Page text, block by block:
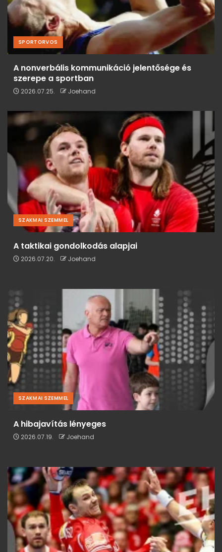
SPORTORVOS
A nonverbális kommunikáció jelentősége és
szerepe a sportban
2026.07.25. Joehand
SZAKMAI SZEMMEL
A taktikai gondolkodás alapjai
2026.07.20. Joehand
SZAKMAI SZEMMEL
A hibajavítás lényeges
2026.07.19. Joehand